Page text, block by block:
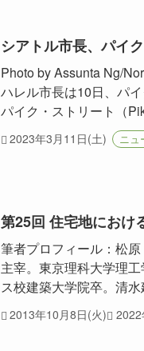
シアトル市長、パイ
Photo by Assunta Ng/
ハレル市長は10日、パ
パイク・ストリート（
2023年3月11日(土) ニュ
第25回 住宅地におけ
筆者プロフィール：松
主宰。東京理科大学理
ス校建築大学院卒。清
2013年10月8日(火)